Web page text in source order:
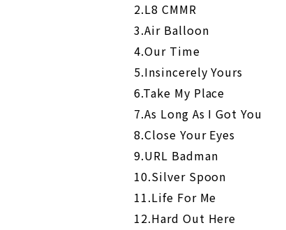
2.L8 CMMR
3.Air Balloon
4.Our Time
5.Insincerely Yours
6.Take My Place
7.As Long As I Got You
8.Close Your Eyes
9.URL Badman
10.Silver Spoon
11.Life For Me
12.Hard Out Here